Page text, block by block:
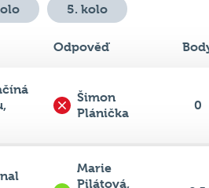
5. kolo
Odpověď
Šimon
Plánička
0
Marie
Pilátová,